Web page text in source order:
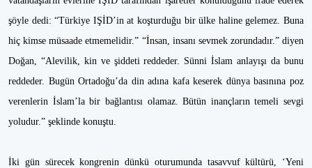
şöyle dedi: “Türkiye IŞİD’in at koşturduğu bir ülke haline gelemez. Buna
hiç kimse müsaade etmemelidir.” “İnsan, insanı sevmek zorundadır.” diyen
Doğan, “Alevilik, kin ve şiddeti reddeder. Sünni İslam anlayışı da bunu
reddeder. Bugün Ortadoğu’da din adına kafa keserek dünya basınına poz
verenlerin İslam’la bir bağlantısı olamaz. Bütün inançların temeli sevgi
yoludur.” şeklinde konuştu.
İki gün sürecek kongrenin dünkü oturumunda tasavvuf kültürü, ‘Yeni